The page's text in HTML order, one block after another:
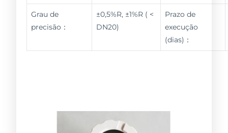
Grau de
precisão：
±0,5%R, ±1%R ( <
DN20)
Prazo de
execução
(dias)：